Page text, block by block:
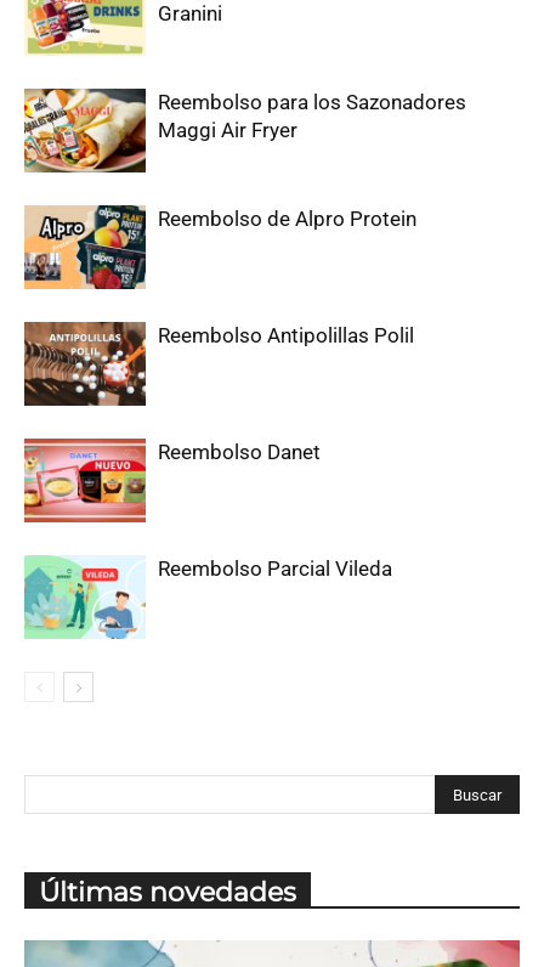
Granini
Reembolso para los Sazonadores
Maggi Air Fryer
Reembolso de Alpro Protein
Reembolso Antipolillas Polil
Reembolso Danet
Reembolso Parcial Vileda
Últimas novedades